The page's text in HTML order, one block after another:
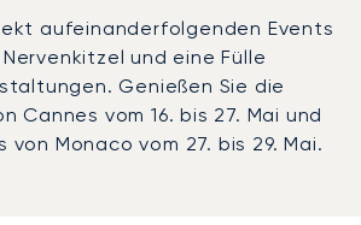
aufeinanderfolgenden Events
und eine Fülle
Genießen Sie die
Cannes vom 16. bis 27. Mai und
von Monaco vom 27. bis 29. Mai.